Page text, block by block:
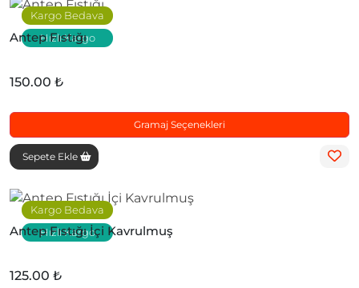
Kargo Bedava
Hızlı Kargo
Antep Fıstığı
150.00 ₺
Gramaj Seçenekleri
Sepete Ekle
Kargo Bedava
Hızlı Kargo
Antep Fıstığı İçi Kavrulmuş
125.00 ₺